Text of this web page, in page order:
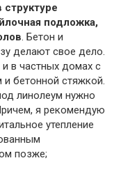
подложка,
. Бетон и
делают свое дело.
и в частных домах с
бетонной стяжкой.
линолеум нужно
я рекомендую
утепление
позже;